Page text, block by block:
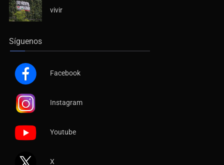
vivir
Síguenos
Facebook
Instagram
Youtube
X